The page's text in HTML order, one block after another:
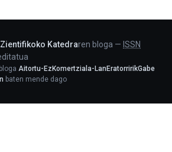
Katedraren bloga — ISSN
bloga Aitortu-EzKomertziala-LanEratorririkGabe
baten mende dago